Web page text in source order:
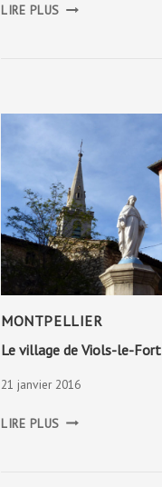
LIRE PLUS
MONTPELLIER
Le village de Viols-le-Fort
21 janvier 2016
LIRE PLUS VILLAGE